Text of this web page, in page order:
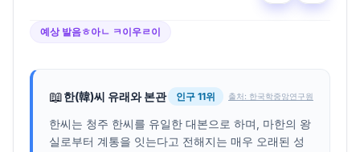
예상 발음ㅎ아ㄴ ㅋ이우ㄹ이
📖한(韓)씨 유래와 본관 인구 11위 출처: 한국학중앙연구원
한씨는 청주 한씨를 유일한 대본으로 하며, 마한의 왕
실로부터 계통을 잇는다고 전해지는 매우 오래된 성